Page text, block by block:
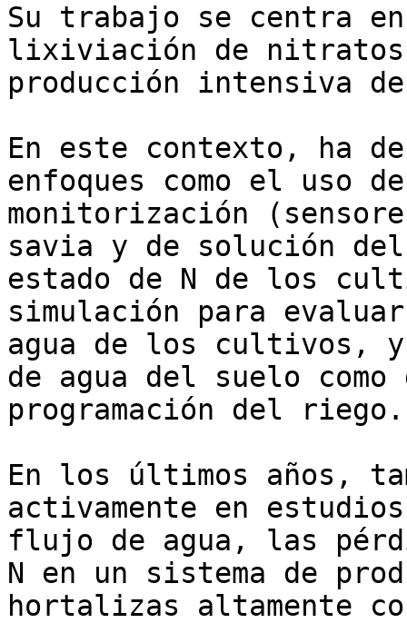
Su trabajo se centra
lixiviación de nitratos
producción intensiva
En este contexto, ha
enfoques como el uso
monitorización
savia y de solución
estado de N de los
simulación para
agua de los cultivos,
de agua del suelo
programación del
En los últimos años,
activamente en
flujo de agua, las
N en un sistema de
hortalizas altamente